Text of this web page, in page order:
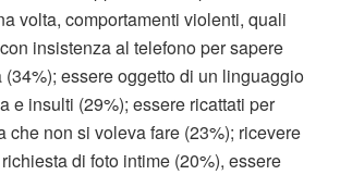
volta, comportamenti violenti, quali
insistenza al telefono per sapere
essere oggetto di un linguaggio
e insulti (29%); essere ricattati per
che non si voleva fare (23%); ricevere
di foto intime (20%), essere